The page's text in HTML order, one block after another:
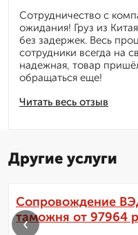
Читать весь отзыв
Сотрудничество с
ожидания! Груз из
без задержек. Весь
сотрудники всегда на
надежная, товар
обращаться еще!
Другие услуги
Сопровождение
таможня от 97964
‹